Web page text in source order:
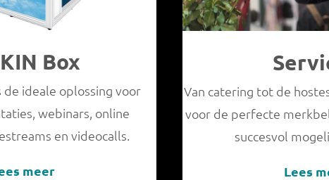
Box
de ideale oplossing voor
webinars, online
en videocalls.
meer
Van catering tot de
voor de perfecte
succesvol
Lees